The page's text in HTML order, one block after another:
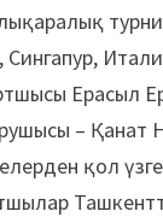
Ерасыл
– Қанат
қол